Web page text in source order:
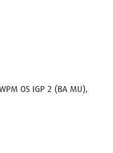
OS IGP 2 (BA MU),